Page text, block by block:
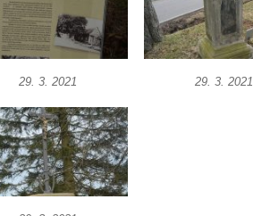
Kříž na rozcestí u domu čp. 49 ve Svojkově
Centrální kříž bývalého hřbitova v Horním
Boží muka svatého Floriána v Mezné
Neugebauerův kříž východně od Sloupu v
Čechách
29. 3. 2021 29. 3. 2021